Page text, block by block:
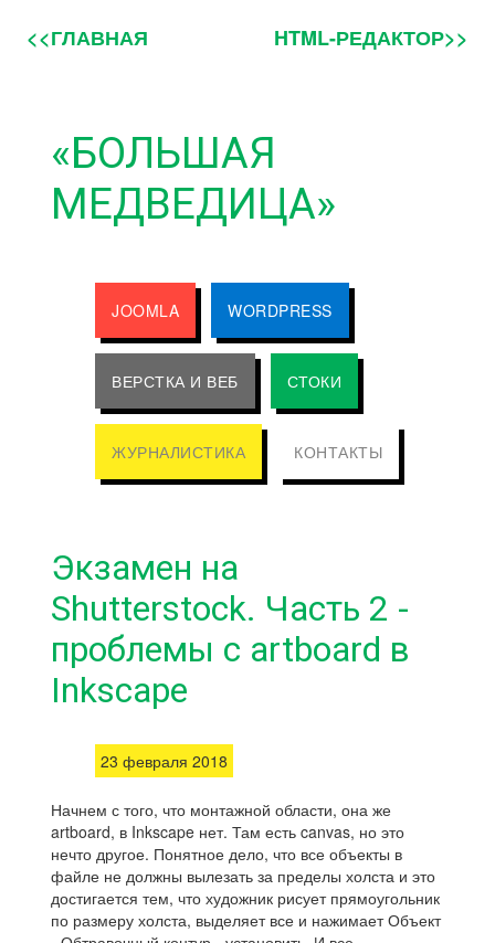
<<ГЛАВНАЯ HTML-РЕДАКТОР>>
«БОЛЬШАЯ
МЕДВЕДИЦА»
JOOMLA WORDPRESS
ВЕРСТКА И ВЕБ СТОКИ
ЖУРНАЛИСТИКА КОНТАКТЫ
Экзамен на
Shutterstock. Часть 2 -
проблемы с artboard в
Inkscape
23 февраля 2018
Начнем с того, что монтажной области, она же
artboard, в Inkscape нет. Там есть canvas, но это
нечто другое. Понятное дело, что все объекты в
файле не должны вылезать за пределы холста и это
достигается тем, что художник рисует прямоугольник
по размеру холста, выделяет все и нажимает Объект